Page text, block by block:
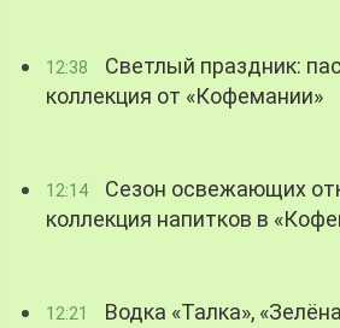
12:38
Светлый праздник:
коллекция от «Кофемании»
12:14
Сезон освежающих
коллекция напитков в
12:21
Водка «Талка»,